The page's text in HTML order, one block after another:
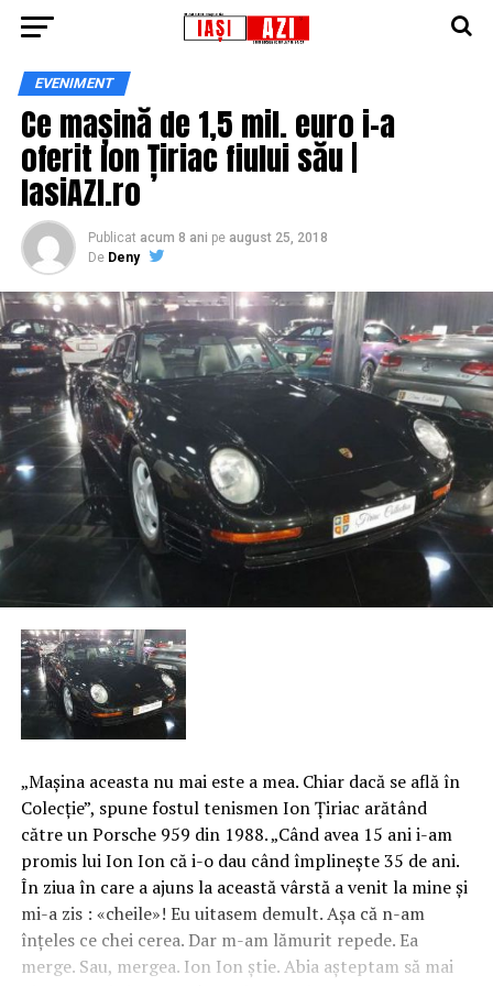
EVENIMENT
Ce mașină de 1,5 mil. euro i-a
oferit Ion Țiriac fiului său |
IasiAZI.ro
Publicat acum 8 ani pe august 25, 2018
De Deny
„Maşina aceasta nu mai este a mea. Chiar dacă se află în
Colecţie”, spune fostul tenismen Ion Țiriac arătând
către un Porsche 959 din 1988. „Când avea 15 ani i-am
promis lui Ion Ion că i-o dau când împlineşte 35 de ani.
În ziua în care a ajuns la această vârstă a venit la mine şi
mi-a zis : «cheile»! Eu uitasem demult. Aşa că n-am
înţeles ce chei cerea. Dar m-am lămurit repede. Ea
merge. Sau, mergea. Ion Ion ştie. Abia aşteptam să mai